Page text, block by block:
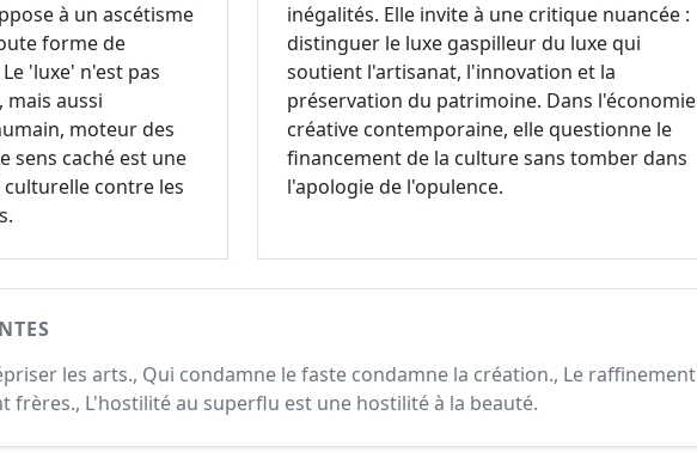
à un ascétisme
forme de
'luxe' n'est pas
aussi
moteur des
sens caché est une
contre les
inégalités. Elle invite à une critique nuancée :
distinguer le luxe gaspilleur du luxe qui
soutient l'artisanat, l'innovation et la
préservation du patrimoine. Dans l'économie
créative contemporaine, elle questionne le
financement de la culture sans tomber dans
l'apologie de l'opulence.
les arts., Qui condamne le faste condamne la création., Le raffinement
frères., L'hostilité au superflu est une hostilité à la beauté.